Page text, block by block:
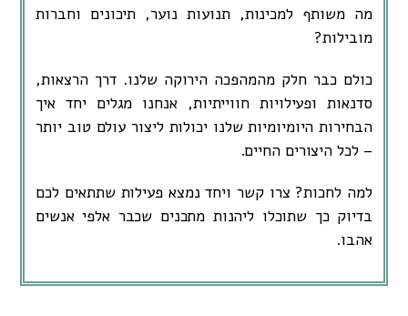
מה משותף למכינות, תנועות נוער, תיכונים וחברות
מובילות?
כולם כבר חלק מהמהפכה הירוקה שלנו. דרך הרצאות,
סדנאות ופעילויות חווייתיות, אנחנו מגלים יחד איך
הבחירות היומיומיות שלנו יכולות ליצור עולם טוב יותר
– לכל היצורים החיים.
למה לחכות? צרו קשר ויחד נמצא פעילות שתתאים לכם
בדיוק כך שתוכלו ליהנות מתכנים שכבר אלפי אנשים
אהבו.